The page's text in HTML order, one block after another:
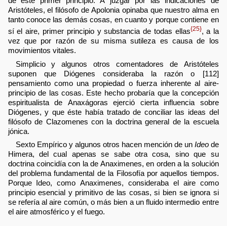
Aristóteles, el filósofo de Apolonia opinaba que nuestro alma en
tanto conoce las demás cosas, en cuanto y porque contiene en
sí el aire, primer principio y substancia de todas ellas{25}, a la
vez que por razón de su misma sutileza es causa de los
movimientos vitales.
Simplicio y algunos otros comentadores de Aristóteles
suponen que Diógenes consideraba la razón o [112]
pensamiento como una propiedad o fuerza inherente al aire-
principio de las cosas. Este hecho probaría que la concepción
espiritualista de Anaxágoras ejerció cierta influencia sobre
Diógenes, y que éste había tratado de conciliar las ideas del
filósofo de Clazomenes con la doctrina general de la escuela
jónica.
Sexto Empírico y algunos otros hacen mención de un Ideode
Himera, del cual apenas se sabe otra cosa, sino que su
doctrina coincidía con la de Anaximenes, en orden a la solución
del problema fundamental de la Filosofía por aquellos tiempos.
Porque Ideo, como Anaximenes, consideraba el aire como
principio esencial y primitivo de las cosas, si bien se ignora si
se refería al aire común, o más bien a un fluido intermedio entre
el aire atmosférico y el fuego.